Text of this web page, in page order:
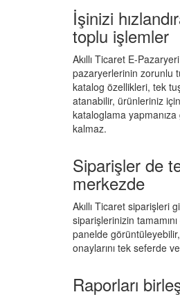
İşinizi
toplu işlemler
Akıllı Ticaret E-
pazaryerlerinin zorunlu
katalog özellikleri, tek
atanabilir, ürünleriniz
kataloglama
kalmaz.
Siparişler de
merkezde
Akıllı Ticaret siparişleri
siparişlerinizin
panelde
onaylarını tek seferde
Raporları